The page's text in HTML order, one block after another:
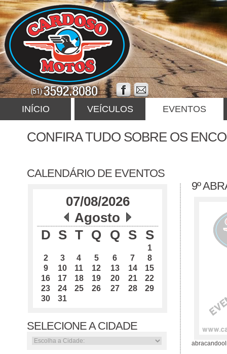
INÍCIO VEÍCULOS EVENTOS
CONFIRA TUDO SOBRE OS
CALENDÁRIO DE EVENTOS
07/08/2026
Agosto
D S T Q Q S S
1
2
3 4 5 6 7
8
9
10 11 12 13 14
15
16
17 18 19 20 21
22
23
24 25 26 27 28
29
30
31
SELECIONE A CIDADE
9º